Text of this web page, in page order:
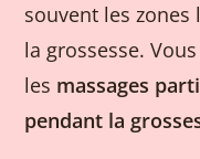
souvent les
la grossesse.
les massages
pendant la